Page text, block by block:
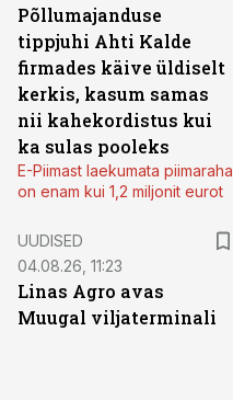
Põllumajanduse
tippjuhi Ahti Kalde
firmades käive üldiselt
kerkis, kasum samas
nii kahekordistus kui
ka sulas pooleks
E-Piimast laekumata piimaraha
on enam kui 1,2 miljonit eurot
UUDISED
04.08.26, 11:23
Linas Agro avas
Muugal viljaterminali